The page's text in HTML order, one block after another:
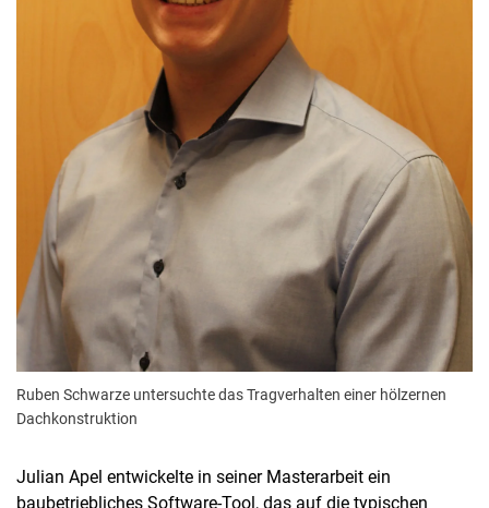
Ruben Schwarze untersuchte das Tragverhalten einer hölzernen
Dachkonstruktion
Julian Apel entwickelte in seiner Masterarbeit ein
baubetriebliches Software-Tool, das auf die typischen